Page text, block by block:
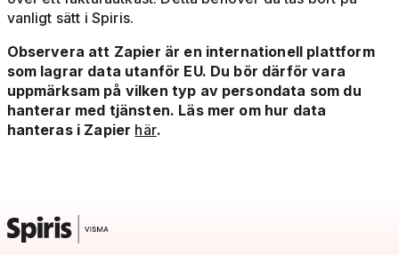
vanligt sätt i Spiris.
Observera att Zapier är en internationell plattform
som lagrar data utanför EU. Du bör därför vara
uppmärksam på vilken typ av persondata som du
hanterar med tjänsten. Läs mer om hur data
hanteras i Zapier här.